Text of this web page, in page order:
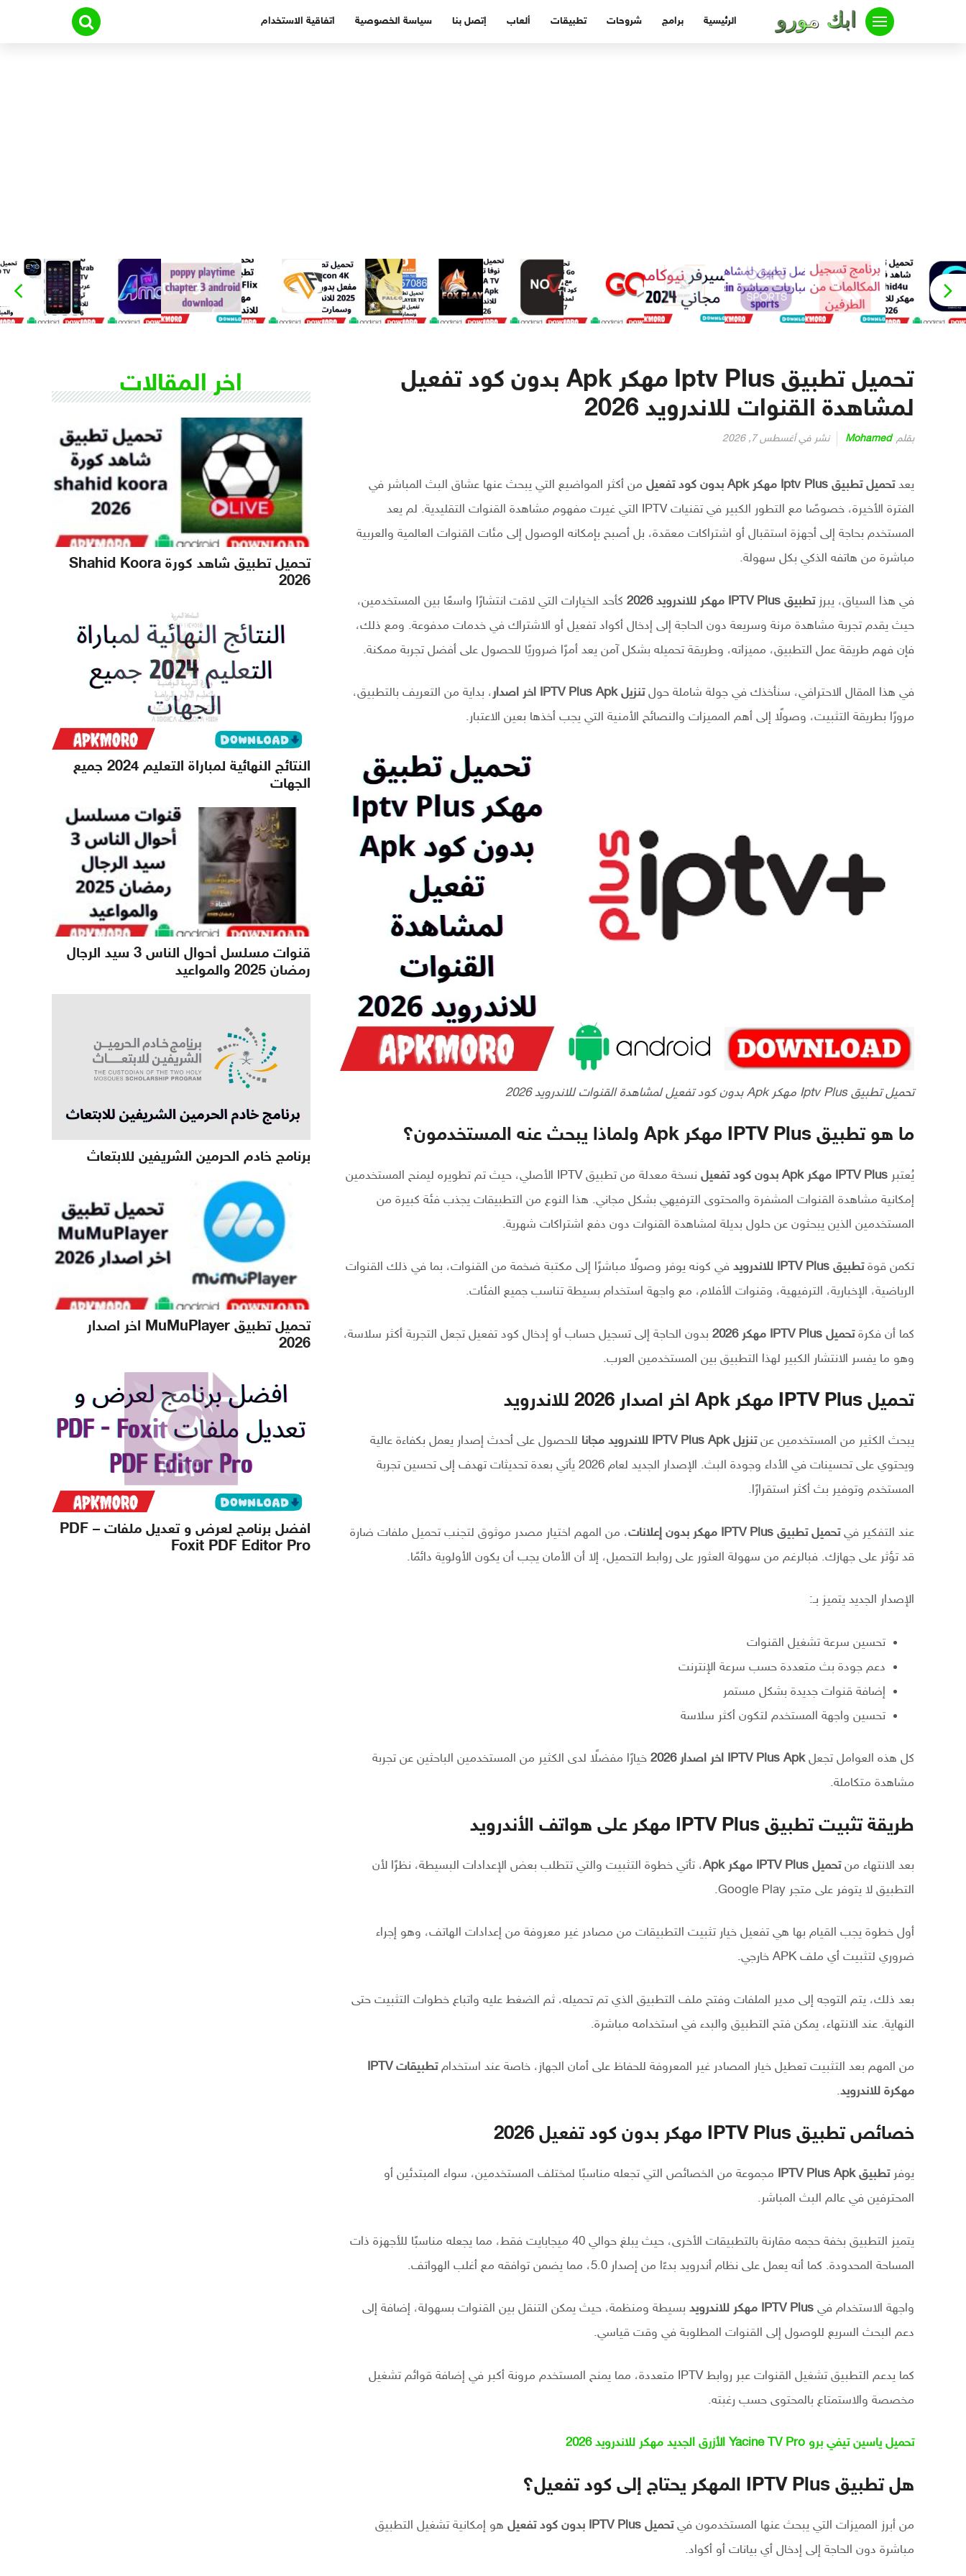
الرئيسية برامج شروحات تطبيقات ألعاب إتصل بنا سياسة الخصوصية اتفاقية الاستخدام
تحميل تطبيق Iptv Plus مهكر Apk بدون كود تفعيل
لمشاهدة القنوات للاندرويد 2026
بقلم Mohamed نشر في أغسطس 7, 2026
يعدتحميل تطبيق Iptv Plus مهكر Apk بدون كود تفعيل
من أكثر المواضيع التي يبحث عنها عشاق البث المباشر في
الفترة الأخيرة، خصوصًا مع التطور الكبير في تقنيات IPTV التي غيرت مفهوم مشاهدة القنوات التقليدية. لم يعد
المستخدم بحاجة إلى أجهزة استقبال أو اشتراكات معقدة، بل أصبح بإمكانه الوصول إلى مئات القنوات العالمية والعربية
مباشرة من هاتفه الذكي بكل سهولة.
في هذا السياق، يبرزتطبيق IPTV Plus مهكر للاندرويد 2026
كأحد الخيارات التي لاقت انتشارًا واسعًا بين المستخدمين،
حيث يقدم تجربة مشاهدة مرنة وسريعة دون الحاجة إلى إدخال أكواد تفعيل أو الاشتراك في خدمات مدفوعة. ومع ذلك،
فإن فهم طريقة عمل التطبيق، مميزاته، وطريقة تحميله بشكل آمن يعد أمرًا ضروريًا للحصول على أفضل تجربة ممكنة.
في هذا المقال الاحترافي، سنأخذك في جولة شاملة حولتنزيل IPTV Plus Apk اخر اصدار
، بداية من التعريف بالتطبيق،
مرورًا بطريقة التثبيت، وصولًا إلى أهم المميزات والنصائح الأمنية التي يجب أخذها بعين الاعتبار.
تحميل تطبيق Iptv Plus مهكر Apk بدون كود تفعيل لمشاهدة القنوات للاندرويد 2026
ما هو تطبيق IPTV Plus مهكر Apk ولماذا يبحث عنه المستخدمون؟
يُعتبر IPTV Plus مهكر Apk بدون كود تفعيل
نسخة معدلة من تطبيق IPTV الأصلي، حيث تم تطويره ليمنح المستخدمين
إمكانية مشاهدة القنوات المشفرة والمحتوى الترفيهي بشكل مجاني. هذا النوع من التطبيقات يجذب فئة كبيرة من
المستخدمين الذين يبحثون عن حلول بديلة لمشاهدة القنوات دون دفع اشتراكات شهرية.
تكمن قوةتطبيق IPTV Plus للاندرويد
في كونه يوفر وصولًا مباشرًا إلى مكتبة ضخمة من القنوات، بما في ذلك القنوات
الرياضية، الإخبارية، الترفيهية، وقنوات الأفلام، مع واجهة استخدام بسيطة تناسب جميع الفئات.
كما أن فكرةتحميل IPTV Plus مهكر 2026
بدون الحاجة إلى تسجيل حساب أو إدخال كود تفعيل تجعل التجربة أكثر سلاسة،
وهو ما يفسر الانتشار الكبير لهذا التطبيق بين المستخدمين العرب.
تحميل IPTV Plus مهكر Apk اخر اصدار 2026 للاندرويد
يبحث الكثير من المستخدمين عنتنزيل IPTV Plus Apk للاندرويد مجانا
للحصول على أحدث إصدار يعمل بكفاءة عالية
ويحتوي على تحسينات في الأداء وجودة البث. الإصدار الجديد لعام 2026 يأتي بعدة تحديثات تهدف إلى تحسين تجربة
المستخدم وتوفير بث أكثر استقرارًا.
عند التفكير فيتحميل تطبيق IPTV Plus مهكر بدون إعلانات
، من المهم اختيار مصدر موثوق لتجنب تحميل ملفات ضارة
قد تؤثر على جهازك. فبالرغم من سهولة العثور على روابط التحميل، إلا أن الأمان يجب أن يكون الأولوية دائمًا.
الإصدار الجديد يتميز بـ:
تحسين سرعة تشغيل القنوات
دعم جودة بث متعددة حسب سرعة الإنترنت
إضافة قنوات جديدة بشكل مستمر
تحسين واجهة المستخدم لتكون أكثر سلاسة
كل هذه العوامل تجعلIPTV Plus Apk اخر اصدار 2026
خيارًا مفضلًا لدى الكثير من المستخدمين الباحثين عن تجربة
مشاهدة متكاملة.
طريقة تثبيت تطبيق IPTV Plus مهكر على هواتف الأندرويد
بعد الانتهاء منتحميل IPTV Plus مهكر Apk
، تأتي خطوة التثبيت والتي تتطلب بعض الإعدادات البسيطة، نظرًا لأن
التطبيق لا يتوفر على متجر Google Play.
أول خطوة يجب القيام بها هي تفعيل خيار تثبيت التطبيقات من مصادر غير معروفة من إعدادات الهاتف، وهو إجراء
ضروري لتثبيت أي ملف APK خارجي.
بعد ذلك، يتم التوجه إلى مدير الملفات وفتح ملف التطبيق الذي تم تحميله، ثم الضغط عليه واتباع خطوات التثبيت حتى
النهاية. عند الانتهاء، يمكن فتح التطبيق والبدء في استخدامه مباشرة.
من المهم بعد التثبيت تعطيل خيار المصادر غير المعروفة للحفاظ على أمان الجهاز، خاصة عند استخدام
تطبيقات IPTV
مهكرة للاندرويد.
خصائص تطبيق IPTV Plus مهكر بدون كود تفعيل 2026
يوفرتطبيق IPTV Plus Apk
مجموعة من الخصائص التي تجعله مناسبًا لمختلف المستخدمين، سواء المبتدئين أو
المحترفين في عالم البث المباشر.
يتميز التطبيق بخفة حجمه مقارنة بالتطبيقات الأخرى، حيث يبلغ حوالي 40 ميجابايت فقط، مما يجعله مناسبًا للأجهزة ذات
المساحة المحدودة. كما أنه يعمل على نظام أندرويد بدءًا من إصدار 5.0، مما يضمن توافقه مع أغلب الهواتف.
واجهة الاستخدام في IPTV Plus مهكر للاندرويد
بسيطة ومنظمة، حيث يمكن التنقل بين القنوات بسهولة، إضافة إلى
دعم البحث السريع للوصول إلى القنوات المطلوبة في وقت قياسي.
كما يدعم التطبيق تشغيل القنوات عبر روابط IPTV متعددة، مما يمنح المستخدم مرونة أكبر في إضافة قوائم تشغيل
مخصصة والاستمتاع بالمحتوى حسب رغبته.
تحميل ياسين تيفي برو Yacine TV Pro الأزرق الجديد مهكر للاندرويد 2026
هل تطبيق IPTV Plus المهكر يحتاج إلى كود تفعيل؟
من أبرز المميزات التي يبحث عنها المستخدمون فيتحميل IPTV Plus بدون كود تفعيل
هو إمكانية تشغيل التطبيق
مباشرة دون الحاجة إلى إدخال أي بيانات أو أكواد.
اخر المقالات
تحميل تطبيق شاهد كورة Shahid Koora
2026
النتائج النهائية لمباراة التعليم 2024 جميع
الجهات
قنوات مسلسل أحوال الناس 3 سيد الرجال
رمضان 2025 والمواعيد
برنامج خادم الحرمين الشريفين للابتعاث
تحميل تطبيق MuMuPlayer اخر اصدار
2026
افضل برنامج لعرض و تعديل ملفات PDF –
Foxit PDF Editor Pro